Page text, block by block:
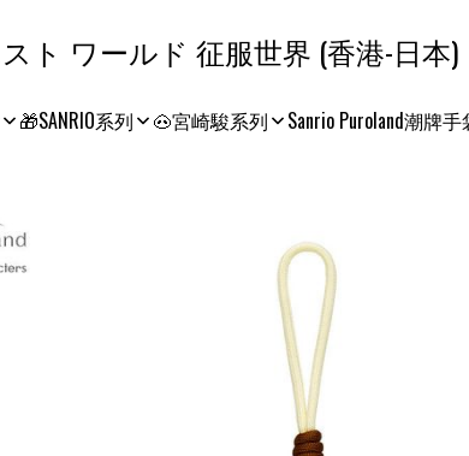
コンクエスト ワールド 征服世界 (香港-日本)
🎁SANRIO系列 🐽宮崎駿系列 Sanrio Puroland潮牌手